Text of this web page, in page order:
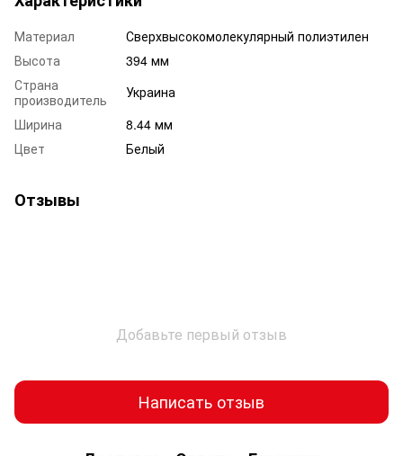
Материал
Сверхвысокомолекулярный полиэтилен
Высота
394 мм
Страна
производитель
Украина
Ширина
8.44 мм
Цвет
Белый
Отзывы
Добавьте первый отзыв
Написать отзыв